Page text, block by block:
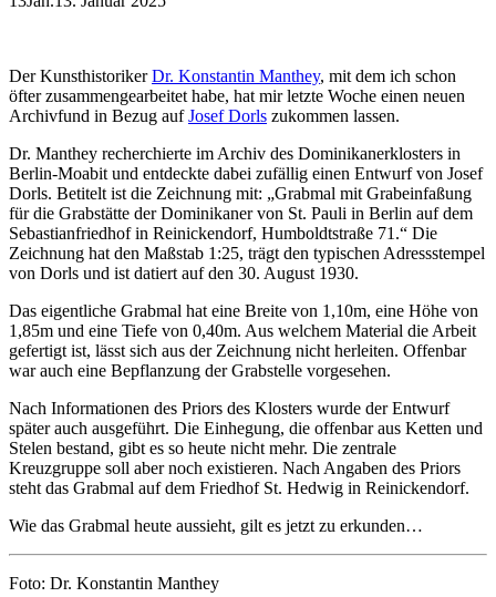
Der KunsthistorikerDr. Konstantin Manthey, mit dem ich schon
öfter zusammengearbeitet habe, hat mir letzte Woche einen neuen
Archivfund in Bezug aufJosef Dorls zukommen lassen.
Dr. Manthey recherchierte im Archiv des Dominikanerklosters in
Berlin-Moabit und entdeckte dabei zufällig einen Entwurf von Josef
Dorls. Betitelt ist die Zeichnung mit: „Grabmal mit Grabeinfaßung
für die Grabstätte der Dominikaner von St. Pauli in Berlin auf dem
Sebastianfriedhof in Reinickendorf, Humboldtstraße 71.“ Die
Zeichnung hat den Maßstab 1:25, trägt den typischen Adressstempel
von Dorls und ist datiert auf den 30. August 1930.
Das eigentliche Grabmal hat eine Breite von 1,10m, eine Höhe von
1,85m und eine Tiefe von 0,40m. Aus welchem Material die Arbeit
gefertigt ist, lässt sich aus der Zeichnung nicht herleiten. Offenbar
war auch eine Bepflanzung der Grabstelle vorgesehen.
Nach Informationen des Priors des Klosters wurde der Entwurf
später auch ausgeführt. Die Einhegung, die offenbar aus Ketten und
Stelen bestand, gibt es so heute nicht mehr. Die zentrale
Kreuzgruppe soll aber noch existieren. Nach Angaben des Priors
steht das Grabmal auf dem Friedhof St. Hedwig in Reinickendorf.
Wie das Grabmal heute aussieht, gilt es jetzt zu erkunden…
Foto: Dr. Konstantin Manthey